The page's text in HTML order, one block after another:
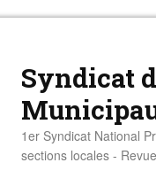
Syndicat
1er Syndicat National
sections locales -